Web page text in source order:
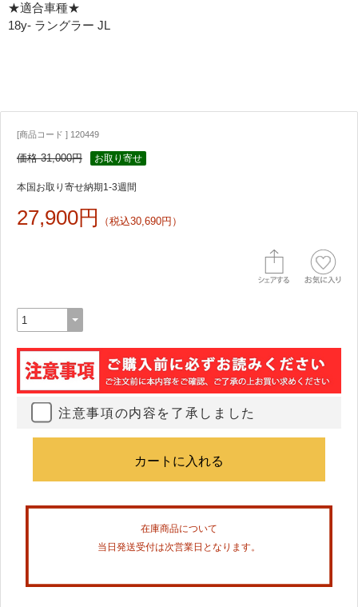
★適合車種★
18y- ラングラー JL
[商品コード ] 120449
価格 31,000円 お取り寄せ
本国お取り寄せ納期1-3週間
27,900円 （税込30,690円）
注意事項の内容を了承しました
在庫商品について
当日発送受付は次営業日となります。